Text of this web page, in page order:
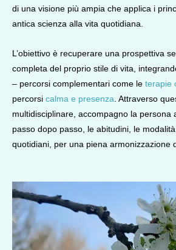
di una visione più ampia che applica i
antica scienza alla vita quotidiana.
L’obiettivo è recuperare una prospettiva
completa del proprio stile di vita,
– percorsi complementari come le terapie
percorsi calma e presenza. Attraverso
multidisciplinare, accompagno la persona
passo dopo passo, le abitudini, le
quotidiani, per una piena armonizzazione